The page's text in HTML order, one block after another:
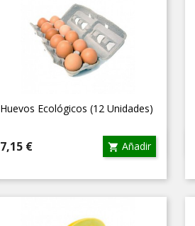
Huevos Ecológicos (12 Unidades)
Precio
7,15 €  Añadir
Vista rápida